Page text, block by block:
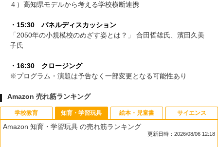
４）高知県モデルから考える学校横断連携
・15:30 パネルディスカッション
「2050年の小規模校のめざす姿とは？」 合田哲雄氏、濱田久美
子氏
・16:30 クロージング
※プログラム・演題は予告なく一部変更となる可能性あり
Amazon 売れ筋ランキング
学校教育 知育・学習玩具
Amazon 知育・学習玩具 の売れ筋ランキング
更新日時：2026/08/06 12:18
絵本・児童書 サイエンス